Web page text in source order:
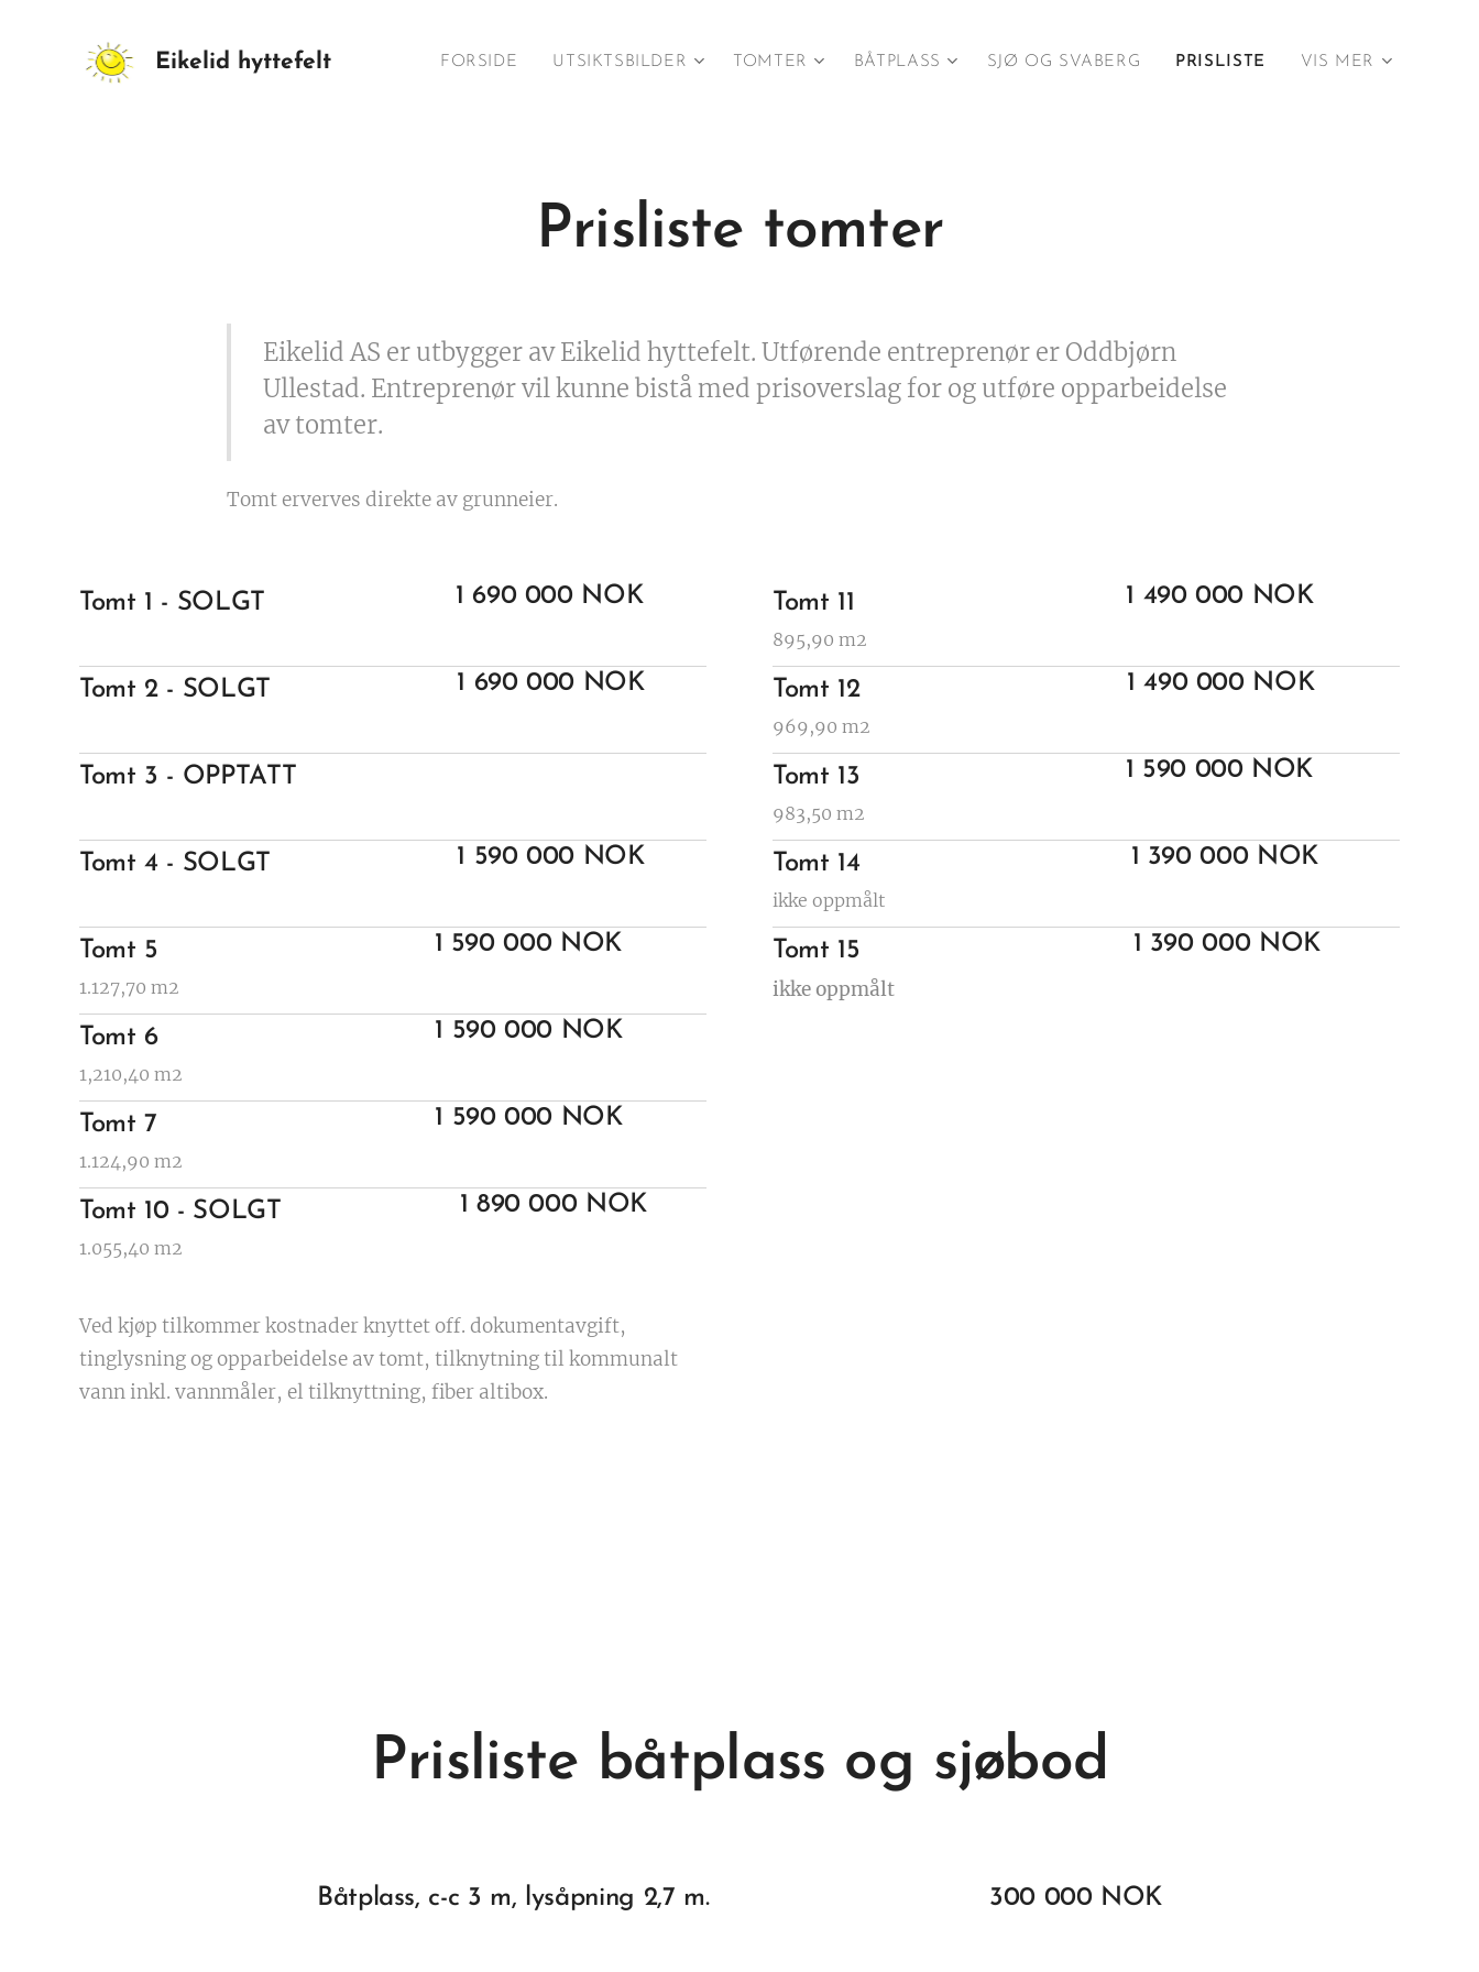
Eikelid hyttefelt FORSIDE UTSIKTSBILDER TOMTER BÅTPLASS SJØ OG SVABERG PRISLISTE VIS MER
Prisliste tomter
Eikelid AS er utbygger av Eikelid hyttefelt. Utførende entreprenør er Oddbjørn
Ullestad. Entreprenør vil kunne bistå med prisoverslag for og utføre opparbeidelse
av tomter.
Tomt erverves direkte av grunneier.
Tomt 1 - SOLGT 1 690 000 NOK
Tomt 2 - SOLGT 1 690 000 NOK
Tomt 3 - OPPTATT
Tomt 4 - SOLGT 1 590 000 NOK
Tomt 5
1.127,70 m2
1 590 000 NOK
Tomt 6
1,210,40 m2
1 590 000 NOK
Tomt 7
1.124,90 m2
1 590 000 NOK
Tomt 10 - SOLGT
1.055,40 m2
1 890 000 NOK
Ved kjøp tilkommer kostnader knyttet off. dokumentavgift,
tinglysning og opparbeidelse av tomt, tilknytning til kommunalt
vann inkl. vannmåler, el tilknyttning, fiber altibox.
Tomt 11
895,90 m2
1 490 000 NOK
Tomt 12
969,90 m2
1 490 000 NOK
Tomt 13
983,50 m2
1 590 000 NOK
Tomt 14
ikke oppmålt
1 390 000 NOK
Tomt 15
ikke oppmålt
1 390 000 NOK
Prisliste båtplass og sjøbod
Båtplass, c-c 3 m, lysåpning 2,7 m. 300 000 NOK